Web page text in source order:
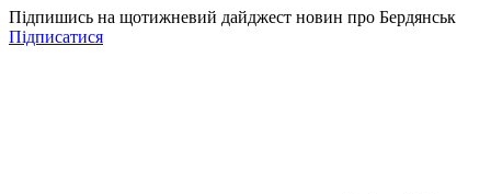
Підпишись на щотижневий дайджест новин про Бердянськ
Підписатися